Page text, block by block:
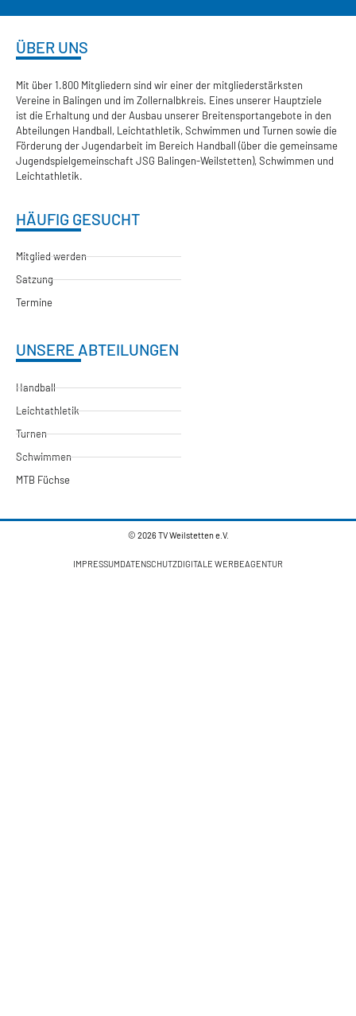
ÜBER UNS
Mit über 1.800 Mitgliedern sind wir einer der mitgliederstärksten
Vereine in Balingen und im Zollernalbkreis. Eines unserer Hauptziele
ist die Erhaltung und der Ausbau unserer Breitensportangebote in den
Abteilungen Handball, Leichtathletik, Schwimmen und Turnen sowie die
Förderung der Jugendarbeit im Bereich Handball (über die gemeinsame
Jugendspielgemeinschaft JSG Balingen-Weilstetten), Schwimmen und
Leichtathletik.
HÄUFIG GESUCHT
Mitglied werden
Satzung
Termine
UNSERE ABTEILUNGEN
Handball
Leichtathletik
Turnen
Schwimmen
MTB Füchse
© 2026 TV Weilstetten e.V.
IMPRESSUMDATENSCHUTZDIGITALE WERBEAGENTUR